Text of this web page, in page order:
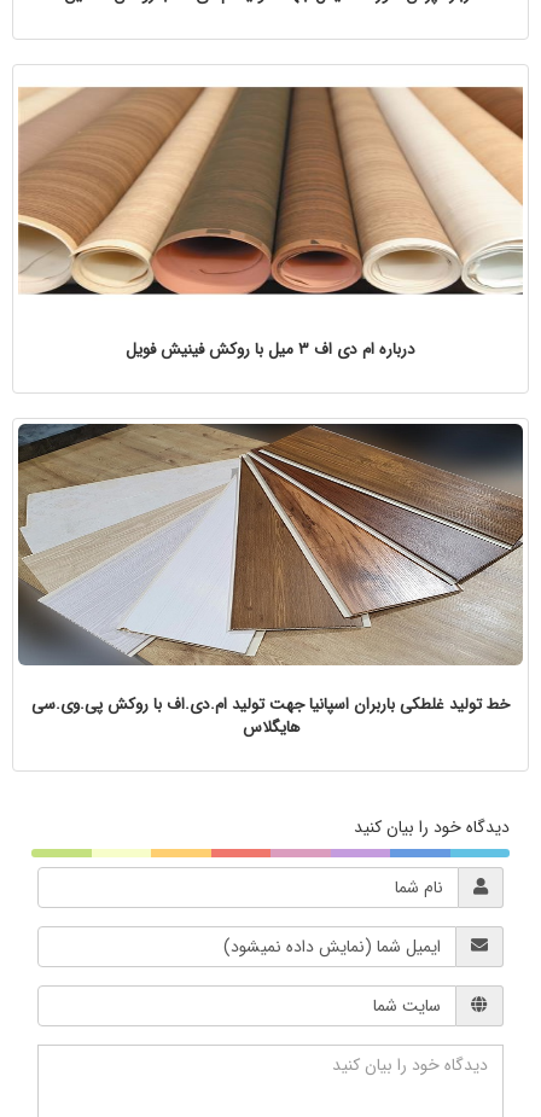
درباره ام دی اف ۳ میل با روکش فینیش فویل
خط تولید غلطکی باربران اسپانیا جهت تولید ام.دی.اف با روکش پی.وی.سی
هایگلاس
دیدگاه خود را بیان کنید